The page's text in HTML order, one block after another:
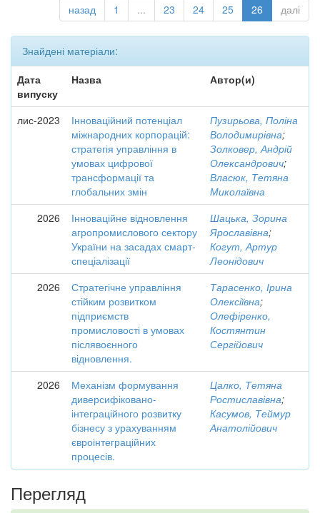
назад 1 ... 23 24 25 26 далі
Знайдені матеріали:
Дата
випуску
Назва Автор(и)
лис-2023
Інноваційний потенціал
міжнародних корпорацій:
стратегія управління в
умовах цифрової
трансформації та
глобальних змін
Пузирьова, Поліна
Володимирівна;
Золковер, Андрій
Олександрович;
Власюк, Тетяна
Миколаївна
2026
Інноваційне відновлення
агропромислового сектору
України на засадах смарт-
спеціалізації
Шацька, Зорина
Ярославівна;
Когут, Артур
Леонідович
2026
Стратегічне управління
стійким розвитком
підприємств
промисловості в умовах
післявоєнного
відновлення.
Тарасенко, Ірина
Олексіївна;
Олефіренко,
Костянтин
Сергійович
2026
Механізм формування
диверсифіковано-
інтеграційного розвитку
бізнесу з урахуванням
євроінтеграційних
процесів.
Цалко, Тетяна
Ростиславівна;
Касумов, Теймур
Анатолійович
Перегляд